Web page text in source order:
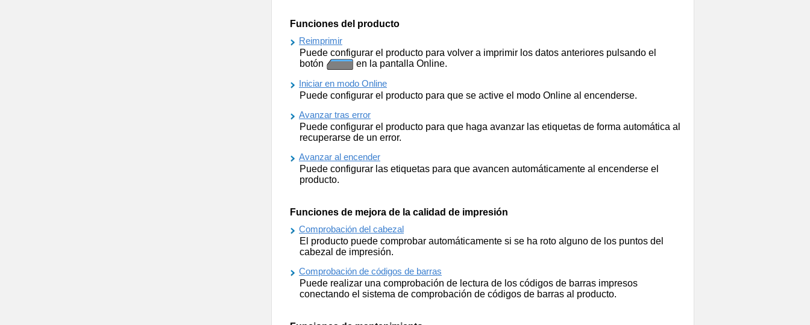
Funciones del producto
Reimprimir
Puede configurar el producto para volver a imprimir los datos anteriores pulsando el
botón
en la pantalla Online.
Iniciar en modo Online
Puede configurar el producto para que se active el modo Online al encenderse.
Avanzar tras error
Puede configurar el producto para que haga avanzar las etiquetas de forma automática al
recuperarse de un error.
Avanzar al encender
Puede configurar las etiquetas para que avancen automáticamente al encenderse el
producto.
Funciones de mejora de la calidad de impresión
Comprobación del cabezal
El producto puede comprobar automáticamente si se ha roto alguno de los puntos del
cabezal de impresión.
Comprobación de códigos de barras
Puede realizar una comprobación de lectura de los códigos de barras impresos
conectando el sistema de comprobación de códigos de barras al producto.